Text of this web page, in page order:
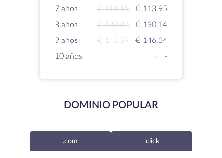
7 años
€ 114.15
€ 113.95
8 años
€ 130.37
€ 130.14
9 años
€ 146.59
€ 146.34
10 años
- -
DOMINIO POPULAR
.com .click